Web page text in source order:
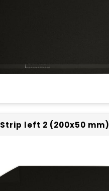
Strip left 2 (200x50 mm)